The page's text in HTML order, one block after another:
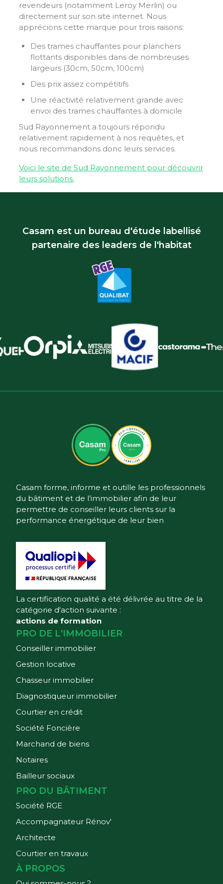
revendeurs (notamment Leroy Merlin) ou
directement sur son site internet. Nous
apprécions cette marque pour trois raisons:
Des trames chauffantes pour planchers
flottants disponibles dans de nombreuses
largeurs (30cm, 50cm, 100cm)
Des prix assez compétitifs
Une réactivité relativement grande avec
envoi des trames chauffantes à domicile
Sud Rayonnement a toujours répondu
relativement rapidement à nos requêtes, et
nous recommandons donc leurs services.
Voici le site de Sud Rayonnement pour découvrir
leurs solutions.
Casam est un bureau d'étude labellisé
partenaire des leaders de l'habitat
Casam forme, informe et outille les professionnels
du bâtiment et de l’immobilier afin de leur
permettre de conseiller leurs clients sur la
performance énergétique de leur bien
La certification qualité a été délivrée au titre de la
catégorie d'action suivante :
actions de formation
PRO DE L'IMMOBILIER
Conseiller immobilier
Gestion locative
Chasseur immobilier
Diagnostiqueur immobilier
Courtier en crédit
Société Foncière
Marchand de biens
Notaires
Bailleur sociaux
PRO DU BÂTIMENT
Société RGE
Accompagnateur Rénov'
Architecte
Courtier en travaux
À PROPOS